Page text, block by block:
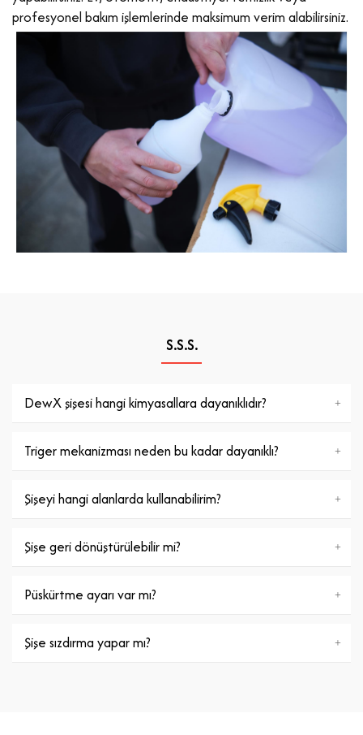
profesyonel bakım işlemlerinde maksimum verim alabilirsiniz.
S.S.S.
DewX şişesi hangi kimyasallara dayanıklıdır?
Triger mekanizması neden bu kadar dayanıklı?
Şişeyi hangi alanlarda kullanabilirim?
Şişe geri dönüştürülebilir mi?
Püskürtme ayarı var mı?
Şişe sızdırma yapar mı?